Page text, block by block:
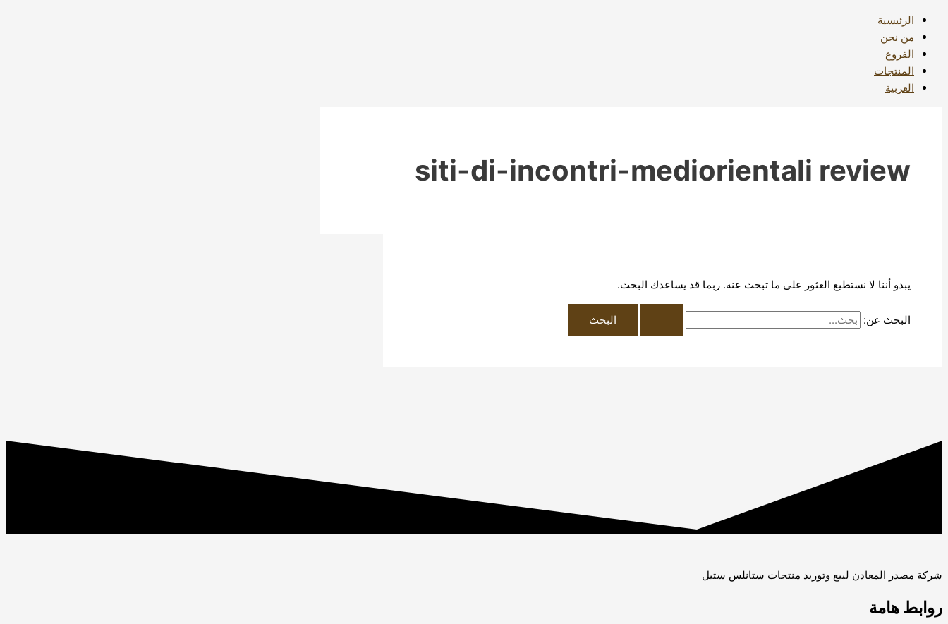
الرئيسية
من نحن
الفروع
المنتجات
العربية
siti-di-incontri-mediorientali review
يبدو أننا لا نستطيع العثور على ما تبحث عنه. ربما قد يساعدك البحث.
البحث عن:
شركة مصدر المعادن لبيع وتوريد منتجات ستانلس ستيل
روابط هامة